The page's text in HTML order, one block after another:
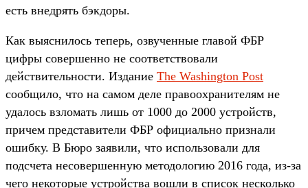
есть внедрять бэкдоры.
Как выяснилось теперь, озвученные главой ФБР
цифры совершенно не соответствовали
действительности. Издание The Washington Post
сообщило, что на самом деле правоохранителям не
удалось взломать лишь от 1000 до 2000 устройств,
причем представители ФБР официально признали
ошибку. В Бюро заявили, что использовали для
подсчета несовершенную методологию 2016 года, из-за
чего некоторые устройства вошли в список несколько